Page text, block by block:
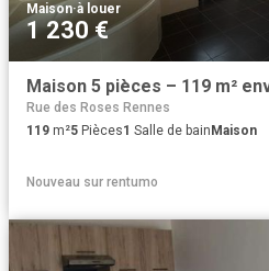
Maison·à louer
1 230 €
Rue des Roses Rennes
119 m²5 Pièces1 Salle de bainMaison
Nouveau sur rentumo